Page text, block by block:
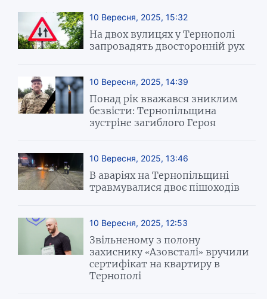
10 Вересня, 2025, 15:32
На двох вулицях у Тернополі
запровадять двосторонній рух
10 Вересня, 2025, 14:39
Понад рік вважався зниклим
безвісти: Тернопільщина
зустріне загиблого Героя
10 Вересня, 2025, 13:46
В аваріях на Тернопільщині
травмувалися двоє пішоходів
10 Вересня, 2025, 12:53
Звільненому з полону
захиснику «Азовсталі» вручили
сертифікат на квартиру в
Тернополі